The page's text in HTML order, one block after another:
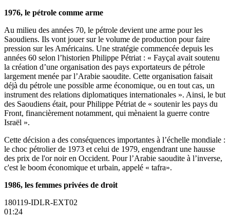
1976, le pétrole comme arme
Au milieu des années 70, le pétrole devient une arme pour les
Saoudiens. Ils vont jouer sur le volume de production pour faire
pression sur les Américains. Une stratégie commencée depuis les
années 60 selon l’historien Philippe Pétriat : « Fayçal avait soutenu
la création d’une organisation des pays exportateurs de pétrole
largement menée par l’Arabie saoudite. Cette organisation faisait
déjà du pétrole une possible arme économique, ou en tout cas, un
instrument des relations diplomatiques internationales ». Ainsi, le but
des Saoudiens était, pour Philippe Pétriat de « soutenir les pays du
Front, financièrement notamment, qui mènaient la guerre contre
Israël ».
Cette décision a des conséquences importantes à l’échelle mondiale :
le choc pétrolier de 1973 et celui de 1979, engendrant une hausse
des prix de l'or noir en Occident. Pour l’Arabie saoudite à l’inverse,
c'est le boom économique et urbain, appelé « tafra».
1986, les femmes privées de droit
180119-IDLR-EXT02
01:24